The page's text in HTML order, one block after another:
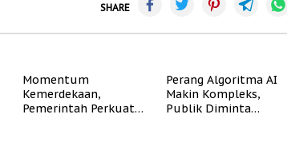
SHARE
Momentum
Kemerdekaan,
Pemerintah Perkuat
Perang Algoritma AI
Makin Kompleks,
Publik Diminta